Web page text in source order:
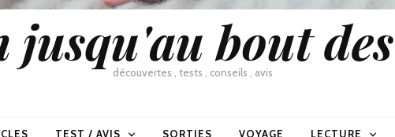
jusqu'au bout
découvertes , tests , conseils , avis
TEST / AVIS SORTIES VOYAGE LECTURE